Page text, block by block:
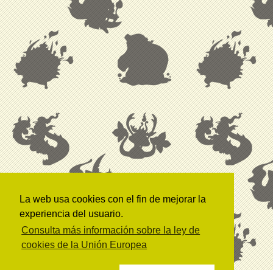
La web usa cookies con el fin de mejorar la
experiencia del usuario.
Consulta más información sobre la ley de
cookies de la Unión Europea